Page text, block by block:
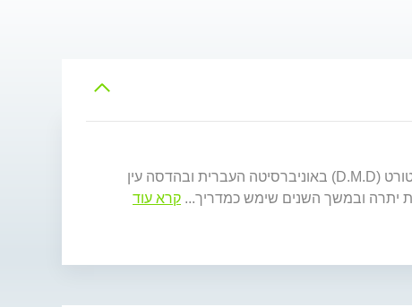
ד"ר אביטל מתן הינו רופא שיניים, מומחה בשיקום הפה. סיים את לימודיו לתואר ראשון ברפואה (B.Med.Sc) ואת הדוקטורט (D.M.D) באוניברסיטה העברית ובהדסה עין
יתרה ובמשך השנים שימש כמדריך... קרא עוד